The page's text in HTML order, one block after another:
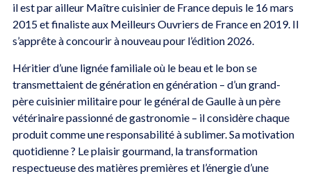
il est par ailleur Maître cuisinier de France depuis le 16 mars
2015 et finaliste aux Meilleurs Ouvriers de France en 2019. Il
s’apprête à concourir à nouveau pour l’édition 2026.
Héritier d’une lignée familiale où le beau et le bon se
transmettaient de génération en génération – d’un grand-
père cuisinier militaire pour le général de Gaulle à un père
vétérinaire passionné de gastronomie – il considère chaque
produit comme une responsabilité à sublimer. Sa motivation
quotidienne ? Le plaisir gourmand, la transformation
respectueuse des matières premières et l’énergie d’une